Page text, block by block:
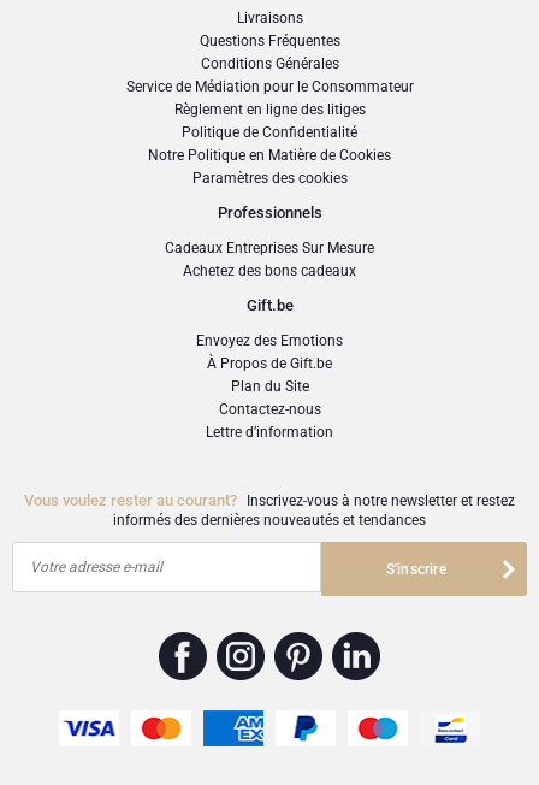
Vous voulez rester au courant?
Inscrivez-vous à notre newsletter et restez
informés des dernières nouveautés et tendances
Votre adresse e-mail S'inscrire
Livraisons
Questions Fréquentes
Conditions Générales
Service de Médiation pour le Consommateur
Règlement en ligne des litiges
Politique de Confidentialité
Notre Politique en Matière de Cookies
Paramètres des cookies
Professionnels
Cadeaux Entreprises Sur Mesure
Achetez des bons cadeaux
Gift.be
Envoyez des Emotions
À Propos de Gift.be
Plan du Site
Contactez-nous
Lettre d’information